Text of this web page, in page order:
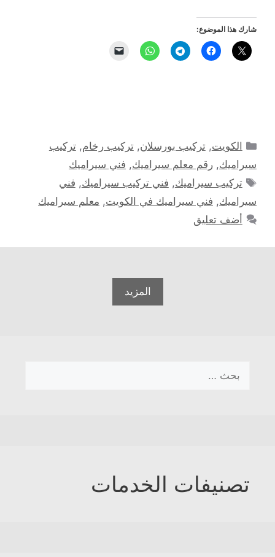
شارك هذا الموضوع:
التصنيفات
الكويت,تركيب بورسلان,تركيب رخام,تركيب
سيراميك, رقم معلم سيراميك, فني سيراميك
الوسوم
تركيب سيراميك, فني تركيب سيراميك, فني
سيراميك, فني سيراميك في الكويت, معلم سيراميك
أضف تعليق
المزيد
عن:
تصنيفات الخدمات